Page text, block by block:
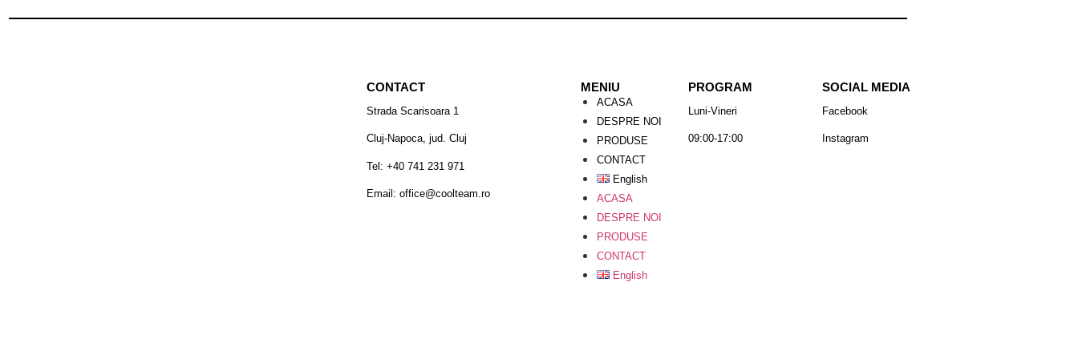
CONTACT
Strada Scarisoara 1
Cluj-Napoca, jud. Cluj
Tel: +40 741 231 971
Email: office@coolteam.ro
MENIU
ACASA
DESPRE NOI
PRODUSE
CONTACT
English
ACASA
DESPRE NOI
PRODUSE
CONTACT
English
PROGRAM
Luni-Vineri
09:00-17:00
SOCIAL MEDIA
Facebook
Instagram